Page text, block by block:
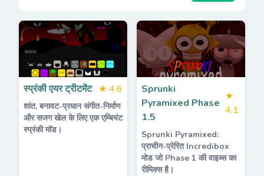
स्प्रंकी एयर ट्रीटमेंट ★ 4.6
शांत, बनावट-प्रधान संगीत-निर्माण
और सजग खेल के लिए एक एम्बियंट
स्प्रंकी मॉड।
Sprunki
Pyramixed Phase
1.5
★
4.1
Sprunki Pyramixed:
प्राचीन-प्रेरित Incredibox
मोड जो Phase 1 की वाइब्स का
रीमिक्स है।